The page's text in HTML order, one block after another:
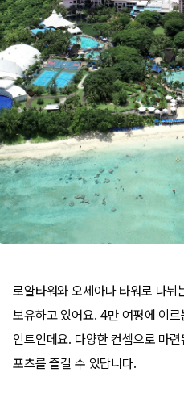
로얄타워와 오세아나 타워로 나뉘
보유하고 있어요. 4만 여평에 이
인트인데요. 다양한 컨셉으로 마
포츠를 즐길 수 있답니다.